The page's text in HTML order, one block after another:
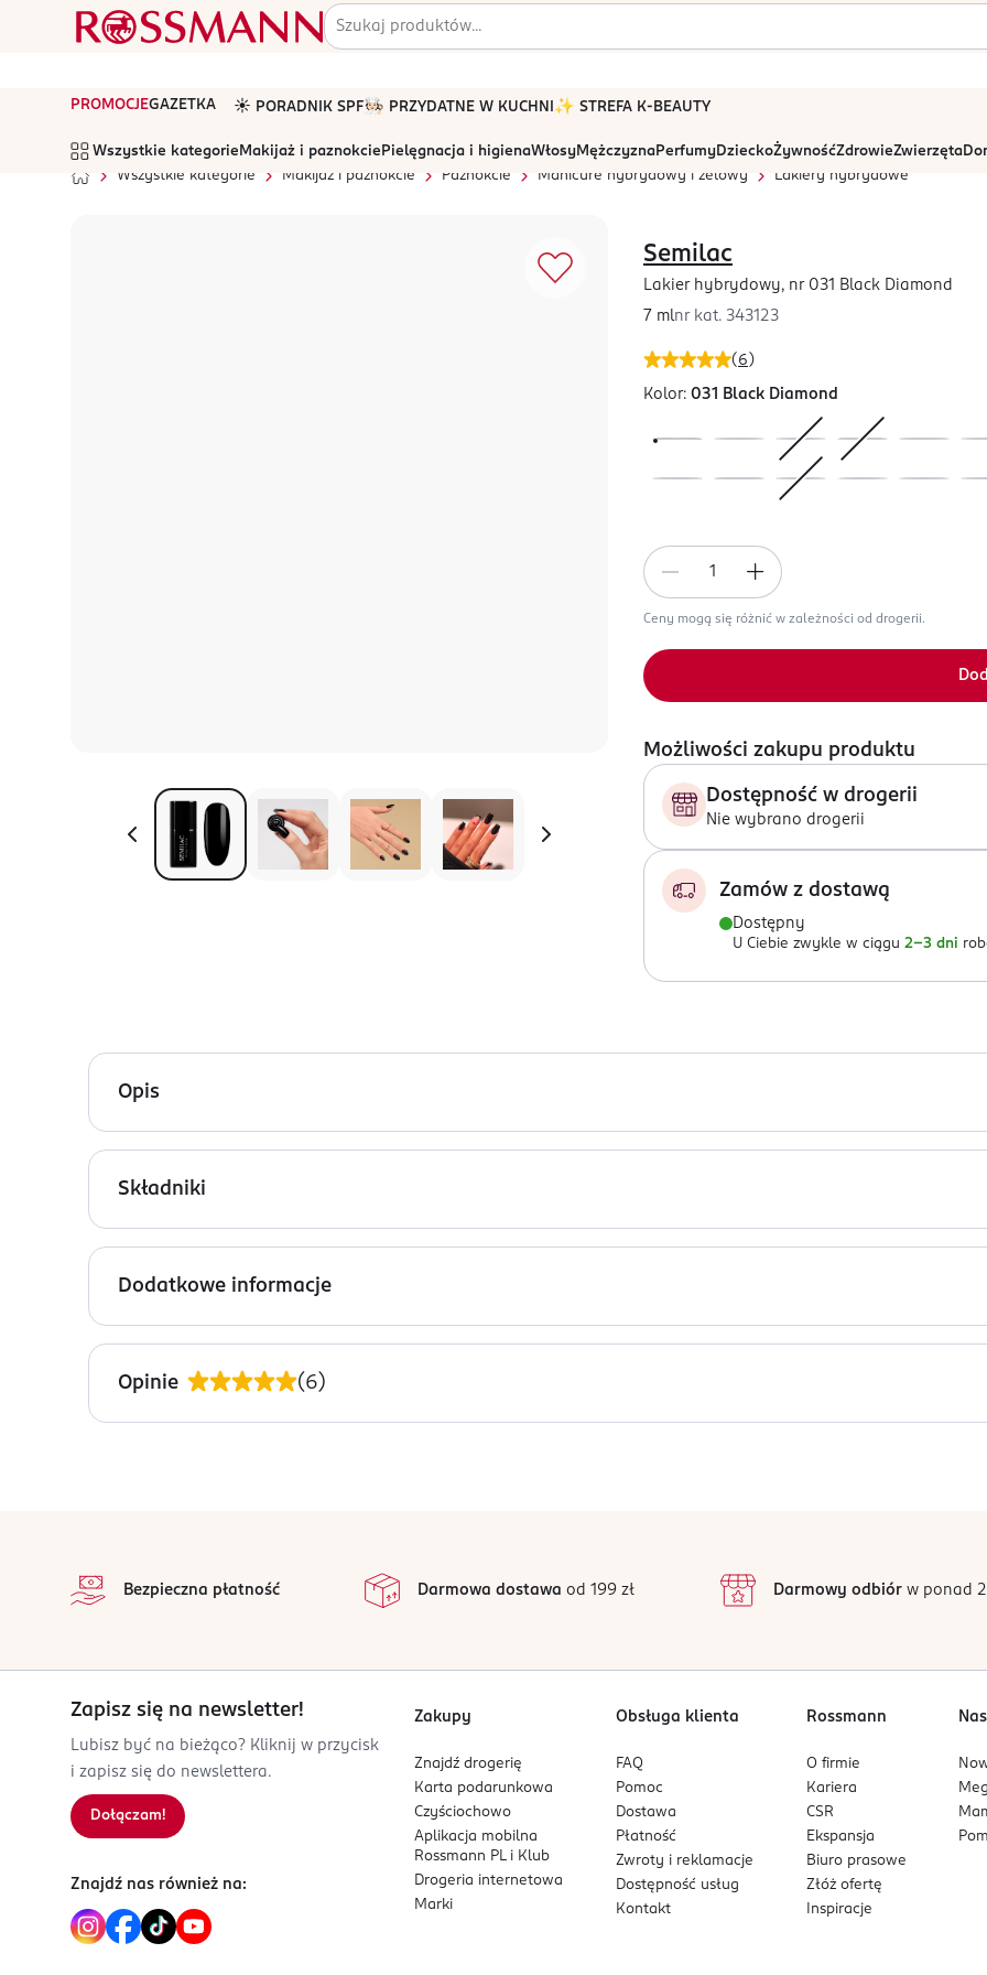
PROMOCJEGAZETKA ☀️ PORADNIK SPF🧑🏻‍🍳 PRZYDATNE W KUCHNI ✨ STREFA K-BEAUTY
Wszystkie kategorie Makijaż i paznokcie Pielęgnacja i higienaWłosyMężczyznaPerfumyDzieckoŻywnośćZdrowieZwierzęta
Wszystkie kategorie
Makijaż i paznokcie Paznokcie Manicure hybrydowy i żelowy Lakiery hybrydowe
( 6 )
Semilac
Lakier hybrydowy, nr 031 Black Diamond
7 mlnr kat. 343123
Kolor: 031 Black Diamond
Ceny mogą się różnić w zależności od drogerii.
Możliwości zakupu produktu
Dostępność w drogerii
Nie wybrano drogerii
Zamów z dostawą
Dostępny
U Ciebie zwykle w ciągu 2-3 dni
Opis
Lakier hybrydowy Semilac 031 Black Diamond łączy trwałość żelu i łatwość aplikacji lakieru klasycznego,
głeboka czerń, bez drobinek, mocno napigmentowana i dobrze kryjąca.
Składniki
Ingredients: Bis-HPMA Poly(1,4-Butanediol)-14/IPDI Copolymer, Hydroxypropyl Methacrylate, Acryloyl
Phenylphosphinate, Bis-Trimethylbenzoyl Phenylphosphine Oxide, Silica, BHT, p-Hydroxyanisole, CI 77266.
Dodatkowe informacje
PRZYGOTOWANIE I STOSOWANIE
Cienką warstwę lakieru hybrydowego Semilac zaaplikuj na utwardzoną warstwę bazy do manicure hybrydowego,
aplikuj bezpośrednio na płytkę paznokcia. Możesz powtórzyć aplikację lakieru w celu osiągnięcia
utwardzając top do lakieru hybrydowego. Zasady bezpiecznej aplikacji przedstawiono na stronie www.semilac.pl
Nesperta Europe Sp. z o. o.
Jelonek
48613067772
PL-Polska
Kod EAN
5 901867 973283
Opinie (6)
2
1
Bezpieczna płatność Darmowa dostawa od 199 zł Darmowy odbiórw ponad
Zapisz się na newsletter!
Lubisz być na bieżąco? Kliknij w przycisk
i zapisz się do newslettera.
Dołączam!
Znajdź nas również na:
Zakupy
Znajdź drogerię
Karta podarunkowa
Czyściochowo
Aplikacja mobilna
Rossmann PL i Klub
Drogeria internetowa
Marki
Obsługa klienta
FAQ
Pomoc
Dostawa
Płatność
Zwroty i reklamacje
Dostępność usług
Kontakt
Rossmann
O firmie
Kariera
CSR
Ekspansja
Biuro prasowe
Złóż ofertę
Inspiracje